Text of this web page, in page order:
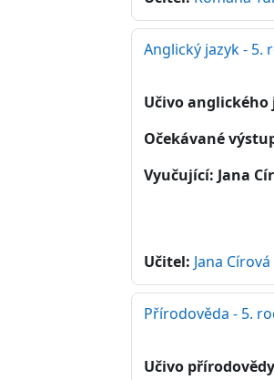
Anglický jazyk - 5.
Učivo
Očekávané
Vyučující: Jana
Učitel: Jana Círová
Přírodověda - 5.
Učivo